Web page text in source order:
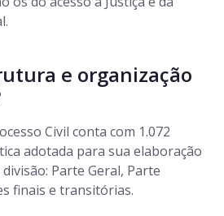
e organização
Civil conta com 1.072
adotada para sua elaboração
Parte Geral, Parte
finais e transitórias.